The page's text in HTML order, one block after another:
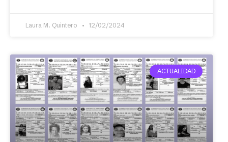
Laura M. Quintero 12/02/2024
ACTUALIDAD